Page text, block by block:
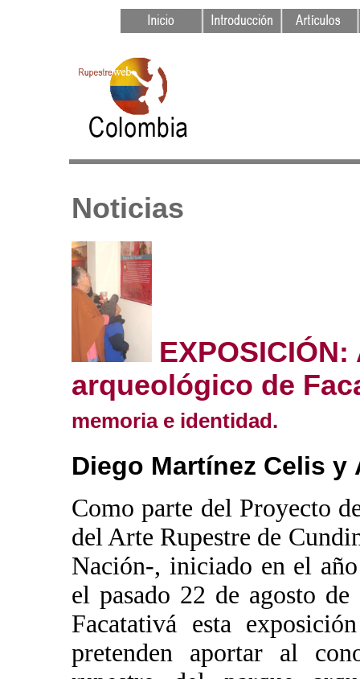
Noticias
arqueológico de
memoria e identidad .
Diego Martínez Celis y
Como parte del Proyecto
del Arte Rupestre de
Nación-, iniciado en el
el pasado 22 de agosto
Facatativá esta
pretenden aportar al